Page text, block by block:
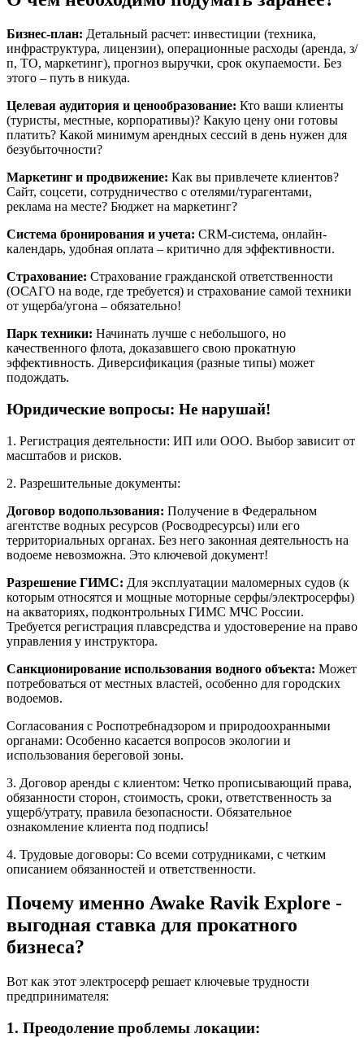
Бизнес-план: Детальный расчет: инвестиции (техника,
инфраструктура, лицензии), операционные расходы (аренда, з/
п, ТО, маркетинг), прогноз выручки, срок окупаемости. Без
этого – путь в никуда.
Целевая аудитория и ценообразование: Кто ваши клиенты
(туристы, местные, корпоративы)? Какую цену они готовы
платить? Какой минимум арендных сессий в день нужен для
безубыточности?
Маркетинг и продвижение: Как вы привлечете клиентов?
Сайт, соцсети, сотрудничество с отелями/турагентами,
реклама на месте? Бюджет на маркетинг?
Система бронирования и учета: CRM-система, онлайн-
календарь, удобная оплата – критично для эффективности.
Страхование: Страхование гражданской ответственности
(ОСАГО на воде, где требуется) и страхование самой техники
от ущерба/угона – обязательно!
Парк техники: Начинать лучше с небольшого, но
качественного флота, доказавшего свою прокатную
эффективность. Диверсификация (разные типы) может
подождать.
Юридические вопросы: Не нарушай!
1. Регистрация деятельности: ИП или ООО. Выбор зависит от
масштабов и рисков.
2. Разрешительные документы:
Договор водопользования: Получение в Федеральном
агентстве водных ресурсов (Росводресурсы) или его
территориальных органах. Без него законная деятельность на
водоеме невозможна. Это ключевой документ!
Разрешение ГИМС: Для эксплуатации маломерных судов (к
которым относятся и мощные моторные серфы/электросерфы)
на акваториях, подконтрольных ГИМС МЧС России.
Требуется регистрация плавсредства и удостоверение на право
управления у инструктора.
Санкционирование использования водного объекта: Может
потребоваться от местных властей, особенно для городских
водоемов.
Согласования с Роспотребнадзором и природоохранными
органами: Особенно касается вопросов экологии и
использования береговой зоны.
3. Договор аренды с клиентом: Четко прописывающий права,
обязанности сторон, стоимость, сроки, ответственность за
ущерб/утрату, правила безопасности. Обязательное
ознакомление клиента под подпись!
4. Трудовые договоры: Со всеми сотрудниками, с четким
описанием обязанностей и ответственности.
Почему именно Awake Ravik Explore -
выгодная ставка для прокатного
бизнеса?
Вот как этот электросерф решает ключевые трудности
предпринимателя:
1. Преодоление проблемы локации: